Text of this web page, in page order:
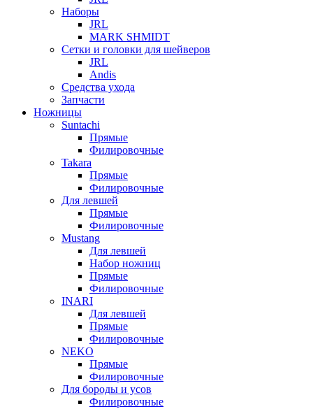
Наборы
JRL
MARK SHMIDT
Сетки и головки для шейверов
JRL
Andis
Средства ухода
Запчасти
Ножницы
Suntachi
Прямые
Филировочные
Takara
Прямые
Филировочные
Для левшей
Прямые
Филировочные
Mustang
Для левшей
Набор ножниц
Прямые
Филировочные
INARI
Для левшей
Прямые
Филировочные
NEKO
Прямые
Филировочные
Для бороды и усов
Филировочные